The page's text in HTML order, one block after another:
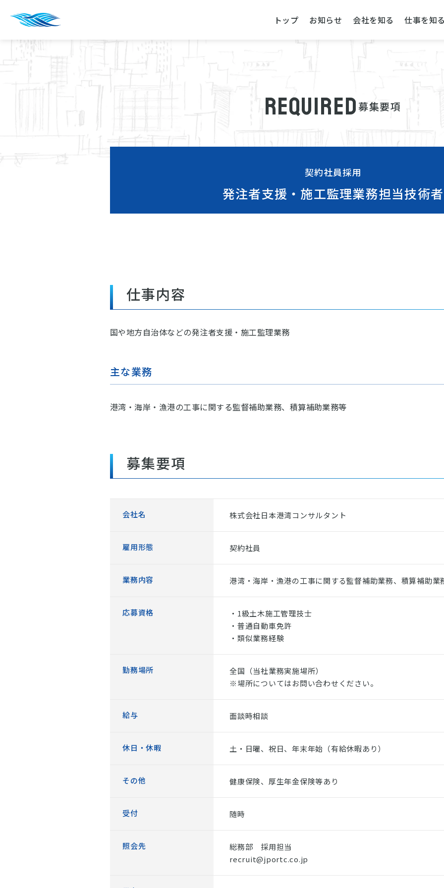
トップ お知らせ 会社を知る 仕事を知
Required 募集要項
契約社員採用
発注者支援・ 施工監理業務担当技術者
仕事内容
国や地方自治体などの発注者支援・施工監理業務
主な業務
港湾・海岸・漁港の工事に関する監督補助業務、積算補助業務等
募集要項
会社名 株式会社日本港湾コンサルタント
雇用形態 契約社員
業務内容 港湾・海岸・漁港の工事に関する監督補助業務、積算補助業
応募資格
・1級土木施工管理技士
・普通自動車免許
・類似業務経験
勤務場所
全国（当社業務実施場所）
※場所についてはお問い合わせください。
給与 面談時相談
休日・休暇 土・日曜、祝日、年末年始（有給休暇あり）
その他 健康保険、厚生年金保険等あり
受付 随時
照会先
総務部 採用担当
recruit@jportc.co.jp